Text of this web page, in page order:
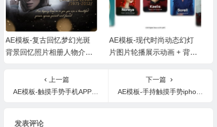
AE模板-现代时尚动态幻灯
片图片轮播展示动画 + 背景
AE+PR模板-简洁时尚相册
日常生活短视频照片开场片
上一篇
AE模板-触摸手势手机APP展示片头动画 App Promo Toolkit
下一篇
AE模板-手持触摸手势iphone移动应用程序手机APP展示片头动画
发表评论